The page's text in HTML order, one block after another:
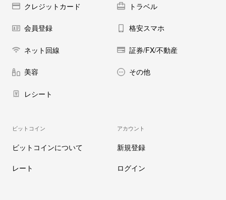
クレジットカード トラベル
会員登録 格安スマホ
ネット回線 証券/FX/不動産
美容 その他
レシート
ビットコイン
ビットコインについて
レート
アカウント
新規登録
ログイン